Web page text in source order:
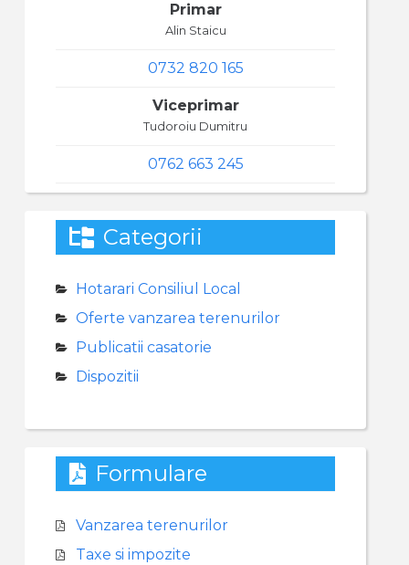
Primar
Alin Staicu
0732 820 165
Viceprimar
Tudoroiu Dumitru
0762 663 245
Categorii
Hotarari Consiliul Local
Oferte vanzarea terenurilor
Publicatii casatorie
Dispozitii
Formulare
Vanzarea terenurilor
Taxe si impozite